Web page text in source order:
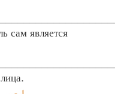
сам является